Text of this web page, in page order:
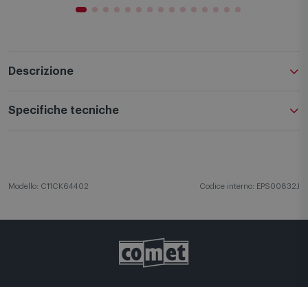
Descrizione
Specifiche tecniche
Modello: C11CK64402 Codice interno: EPS00832J